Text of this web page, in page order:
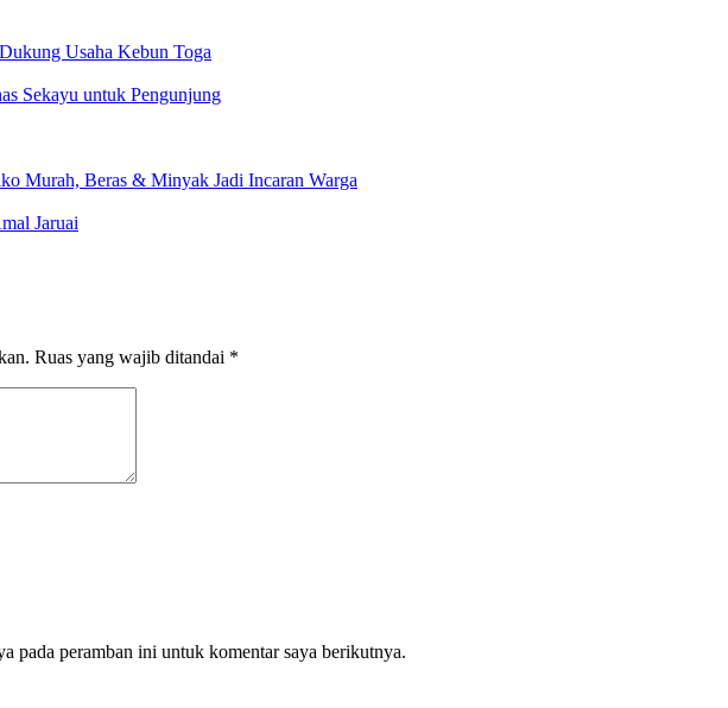
Usaha Kebun Toga
Sekayu untuk Pengunjung
Murah, Beras & Minyak Jadi Incaran Warga
Jaruai
Ruas yang wajib ditandai *
pada peramban ini untuk komentar saya berikutnya.